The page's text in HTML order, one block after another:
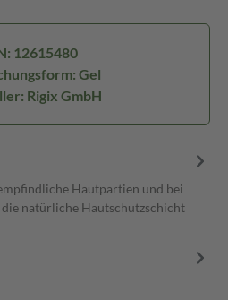
12615480
Gel
Rigix GmbH
Hautpartien und bei
natürliche Hautschutzschicht